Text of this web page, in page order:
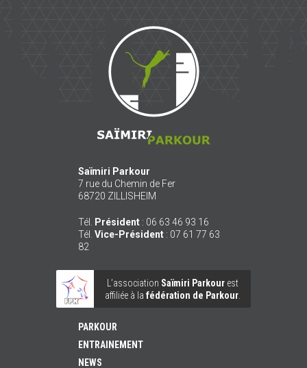
Saïmiri
Parkour
Saïmiri Parkour
7 rue du Chemin de Fer
68720 ZILLISHEIM
Tél. Président : 06 63 46 93 16
Tél. Vice-Président : 07 61 77 63
82
L’association Saïmiri Parkourest
affiliée à la fédération de Parkour.
PARKOUR
ENTRAINEMENT
NEWS